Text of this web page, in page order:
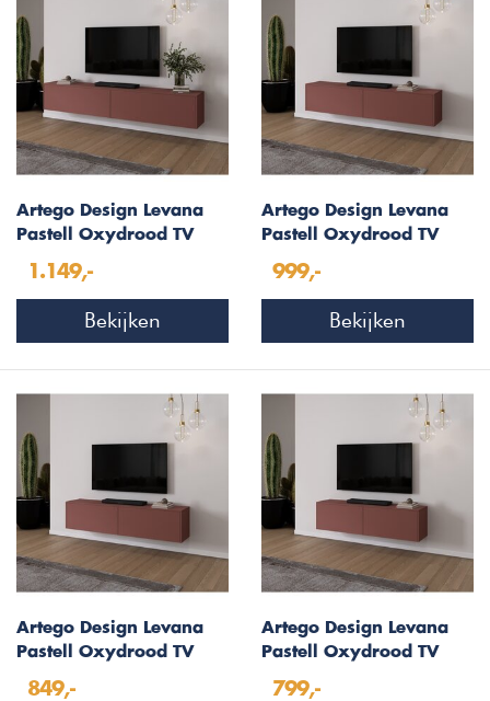
Artego Design Levana
Pastell Oxydrood TV
1.149,-
Bekijken
Artego Design Levana
Pastell Oxydrood TV
999,-
Bekijken
Artego Design Levana
Pastell Oxydrood TV
849,-
Artego Design Levana
Pastell Oxydrood TV
799,-